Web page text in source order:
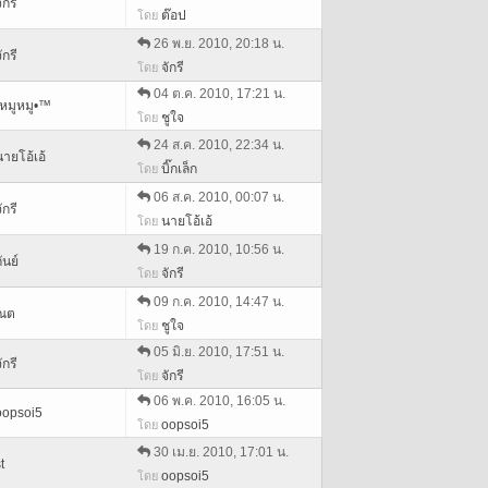
โดย ต๊อป
รี
26 พ.ย. 2010, 20:18 น.
โดย จักรี
หมูหมู•™
04 ต.ค. 2010, 17:21 น.
โดย ชูใจ
ยโอ้เอ้
24 ส.ค. 2010, 22:34 น.
โดย บิ๊กเล็ก
รี
06 ส.ค. 2010, 00:07 น.
โดย นายโอ้เอ้
นย์
19 ก.ค. 2010, 10:56 น.
โดย จักรี
ต
09 ก.ค. 2010, 14:47 น.
โดย ชูใจ
รี
05 มิ.ย. 2010, 17:51 น.
โดย จักรี
06 พ.ค. 2010, 16:05 น.
โดย oopsoi5
30 เม.ย. 2010, 17:01 น.
โดย oopsoi5